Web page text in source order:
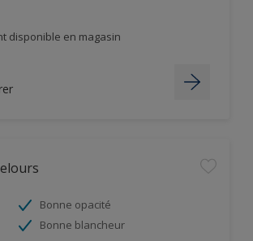
disponible en magasin
Bonne opacité
Bonne blancheur